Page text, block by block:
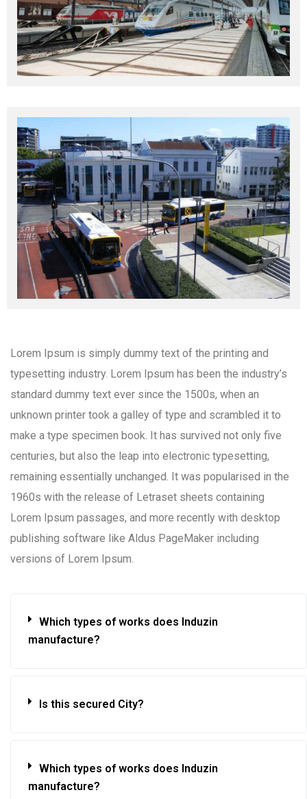
Lorem Ipsum is simply dummy text of the printing and
typesetting industry. Lorem Ipsum has been the industry’s
standard dummy text ever since the 1500s, when an
unknown printer took a galley of type and scrambled it to
make a type specimen book. It has survived not only five
centuries, but also the leap into electronic typesetting,
remaining essentially unchanged. It was popularised in the
1960s with the release of Letraset sheets containing
Lorem Ipsum passages, and more recently with desktop
publishing software like Aldus PageMaker including
versions of Lorem Ipsum.
Which types of works does Induzin
manufacture?
Is this secured City?
Which types of works does Induzin
manufacture?